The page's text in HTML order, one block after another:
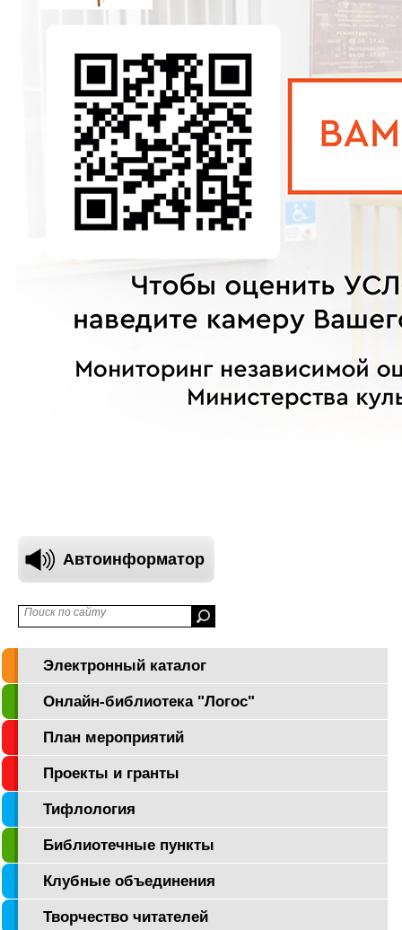
Автоинформатор
Электронный каталог
Онлайн-библиотека "Логос"
План мероприятий
Проекты и гранты
Тифлология
Библиотечные пункты
Клубные объединения
Творчество читателей